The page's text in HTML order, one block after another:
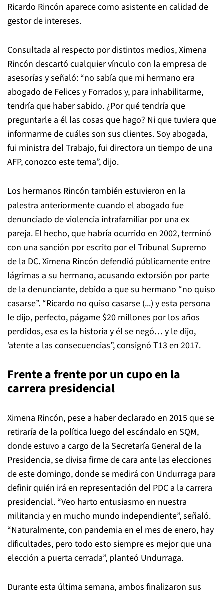
Ricardo Rincón aparece como asistente en calidad de
gestor de intereses.
Consultada al respecto por distintos medios, Ximena
Rincón descartó cualquier vínculo con la empresa de
asesorías y señaló: “no sabía que mi hermano era
abogado de Felices y Forrados y, para inhabilitarme,
tendría que haber sabido. ¿Por qué tendría que
preguntarle a él las cosas que hago? Ni que tuviera que
informarme de cuáles son sus clientes. Soy abogada,
fui ministra del Trabajo, fui directora un tiempo de una
AFP, conozco este tema”, dijo.
Los hermanos Rincón también estuvieron en la
palestra anteriormente cuando el abogado fue
denunciado de violencia intrafamiliar por una ex
pareja. El hecho, que habría ocurrido en 2002, terminó
con una sanción por escrito por el Tribunal Supremo
de la DC. Ximena Rincón defendió públicamente entre
lágrimas a su hermano, acusando extorsión por parte
de la denunciante, debido a que su hermano “no quiso
casarse”. “Ricardo no quiso casarse (...) y esta persona
le dijo, perfecto, págame $20 millones por los años
perdidos, esa es la historia y él se negó… y le dijo,
‘atente a las consecuencias”, consignó T13 en 2017.
Frente a frente por un cupo en la
carrera presidencial
Ximena Rincón, pese a haber declarado en 2015 que se
retiraría de la política luego del escándalo en SQM,
donde estuvo a cargo de la Secretaría General de la
Presidencia, se divisa firme de cara ante las elecciones
de este domingo, donde se medirá con Undurraga para
definir quién irá en representación del PDC a la carrera
presidencial. “Veo harto entusiasmo en nuestra
militancia y en mucho mundo independiente”, señaló.
“Naturalmente, con pandemia en el mes de enero, hay
dificultades, pero todo esto siempre es mejor que una
elección a puerta cerrada”, planteó Undurraga.
Durante esta última semana, ambos finalizaron sus